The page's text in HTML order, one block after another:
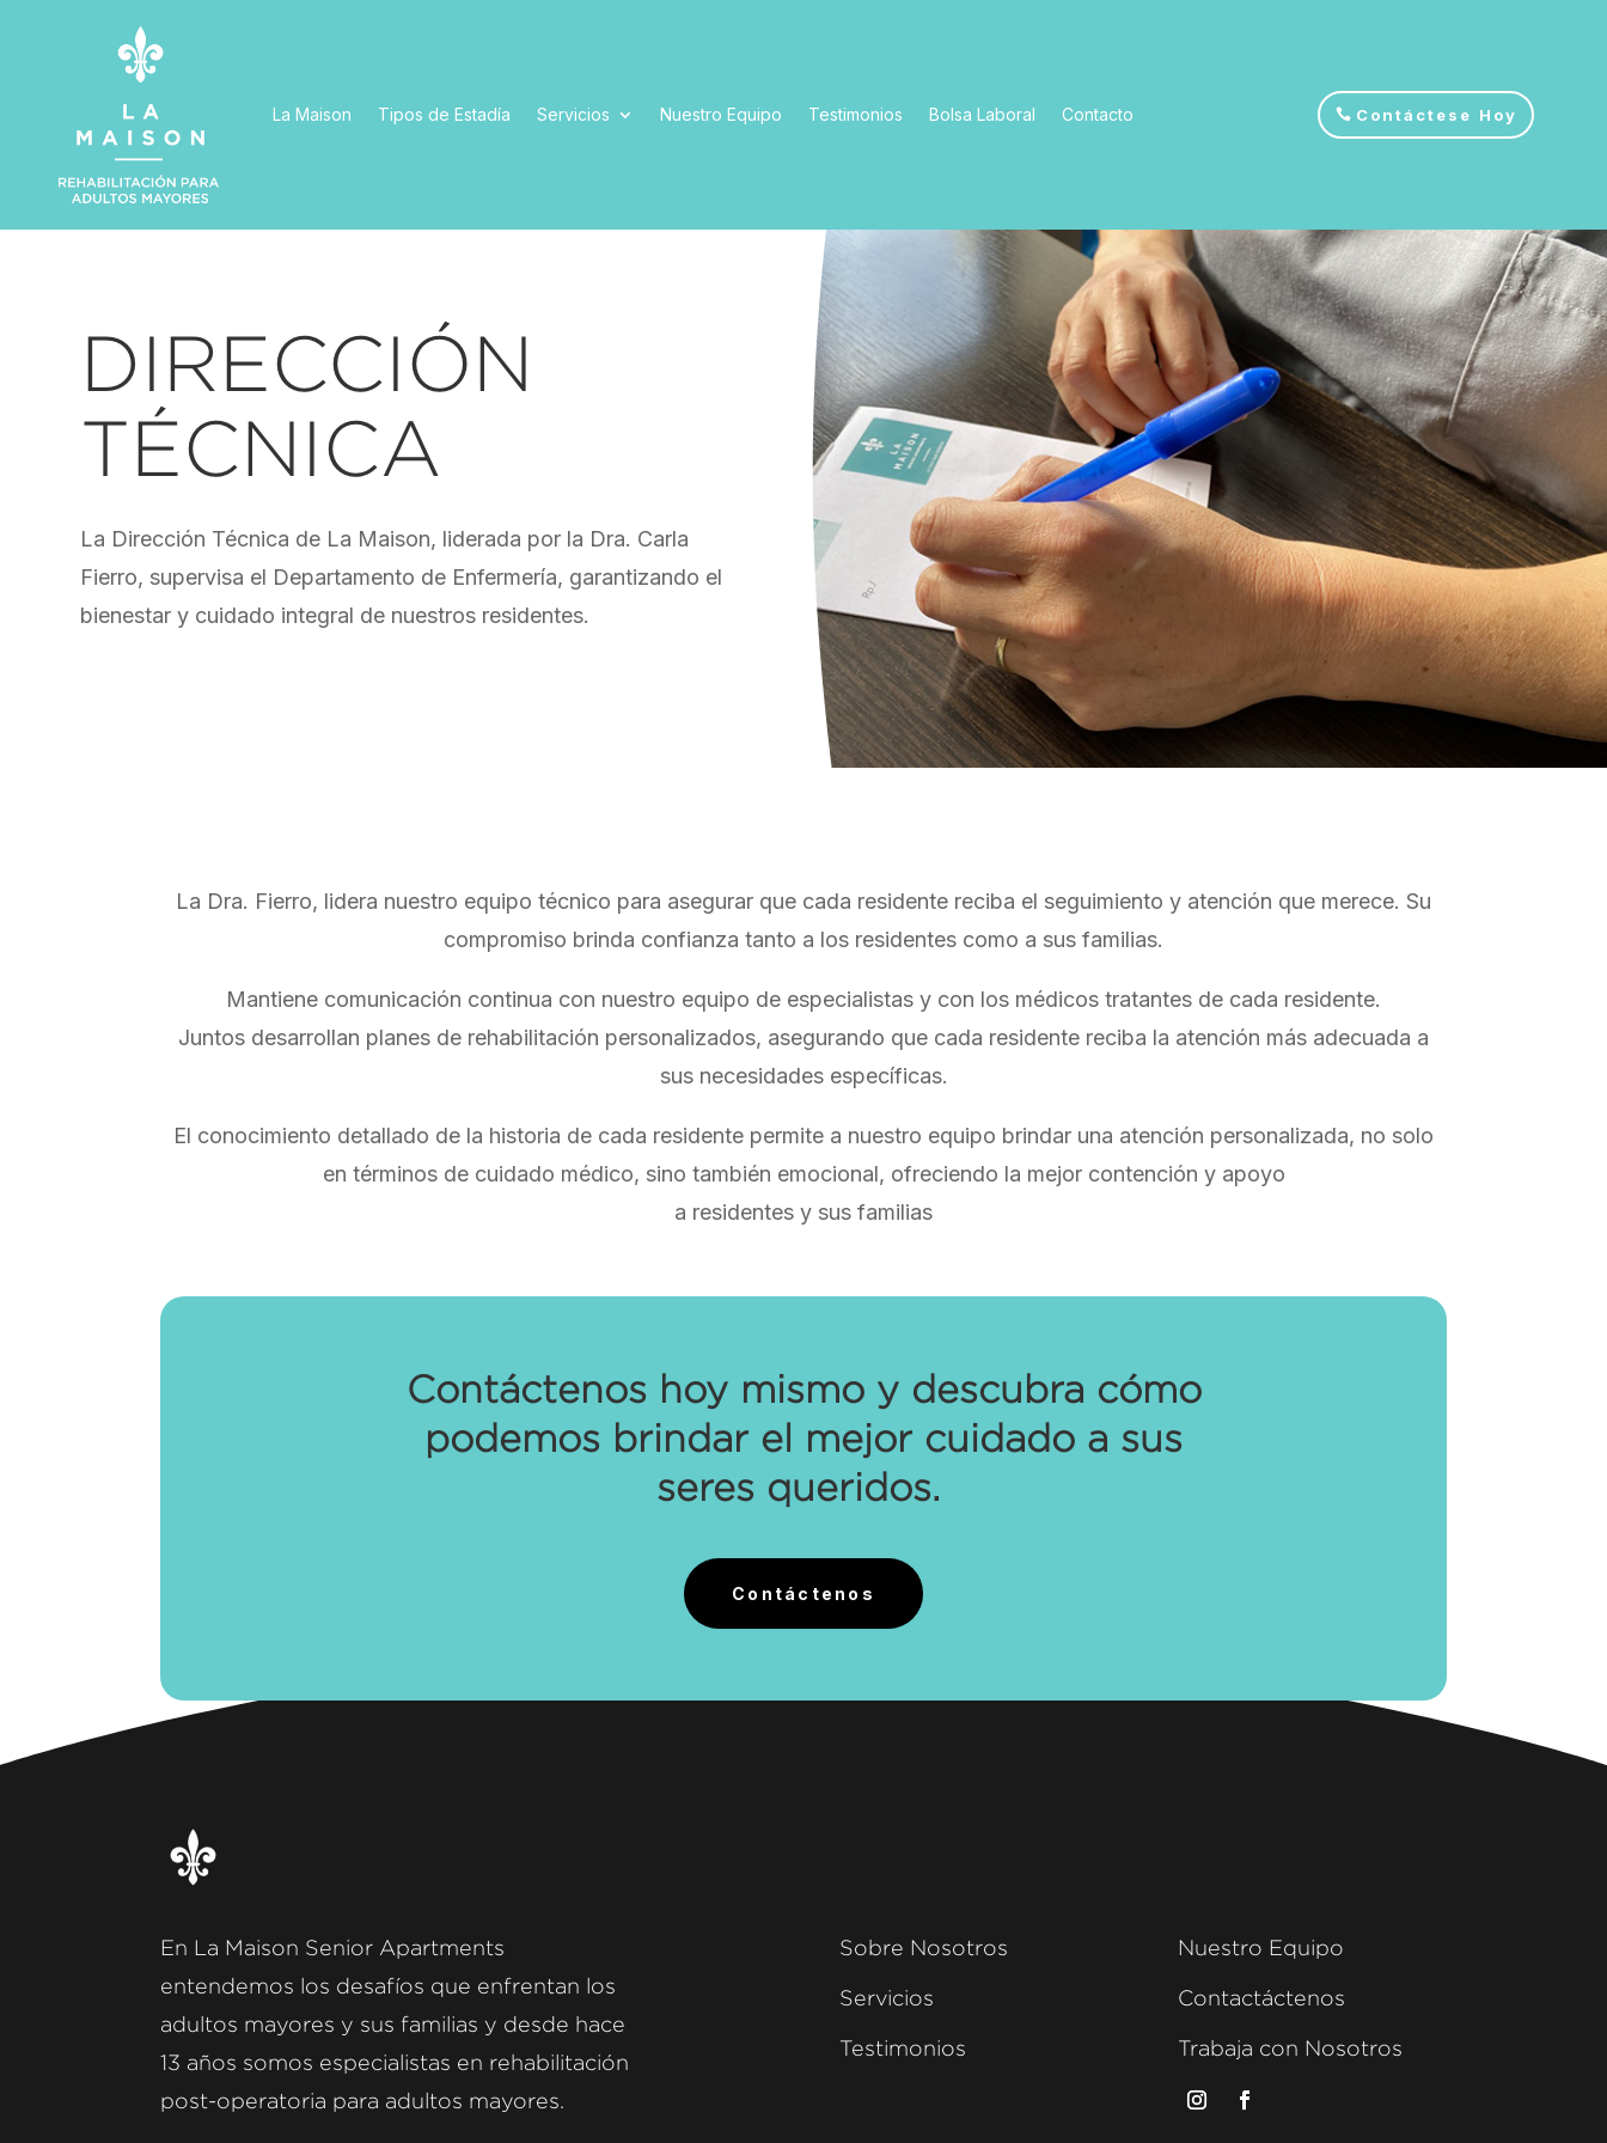
La Maison Tipos de Estadía Servicios Nuestro Equipo Testimonios Bolsa Laboral Contacto Contáctese Hoy
DIRECCIÓN
TÉCNICA
La Dirección Técnica de La Maison, liderada por la Dra. Carla
Fierro, supervisa el Departamento de Enfermería, garantizando el
bienestar y cuidado integral de nuestros residentes.
La Dra. Fierro, lidera nuestro equipo técnico para asegurar que cada residente reciba el seguimiento y atención que merece. Su
compromiso brinda confianza tanto a los residentes como a sus familias.
Mantiene comunicación continua con nuestro equipo de especialistas y con los médicos tratantes de cada residente.
Juntos desarrollan planes de rehabilitación personalizados, asegurando que cada residente reciba la atención más adecuada a
sus necesidades específicas.
El conocimiento detallado de la historia de cada residente permite a nuestro equipo brindar una atención personalizada, no solo
en términos de cuidado médico, sino también emocional, ofreciendo la mejor contención y apoyo
a residentes y sus familias
Contáctenos hoy mismo y descubra cómo
podemos brindar el mejor cuidado a sus
seres queridos.
Contáctenos
En La Maison Senior Apartments
entendemos los desafíos que enfrentan los
adultos mayores y sus familias y desde hace
13 años somos especialistas en rehabilitación
post-operatoria para adultos mayores.
Sobre Nosotros
Servicios
Testimonios
Nuestro Equipo
Contactáctenos
Trabaja con Nosotros